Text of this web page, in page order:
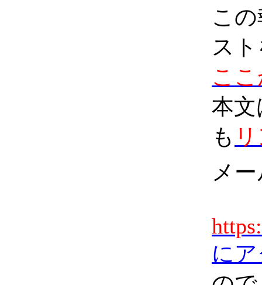
こ
ス
こ
本
も
メ
に